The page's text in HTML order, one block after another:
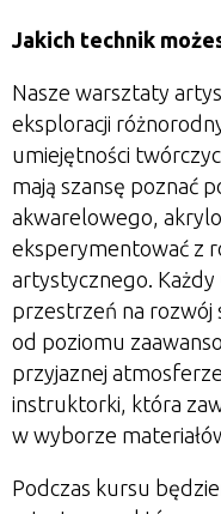
Jakich technik
Nasze warsztaty
eksploracji
umiejętności
mają szansę poznać
akwarelowego,
eksperymentować z
artystycznego.
przestrzeń na rozwój
od poziomu
przyjaznej
instruktorki, która
w wyborze
Podczas kursu